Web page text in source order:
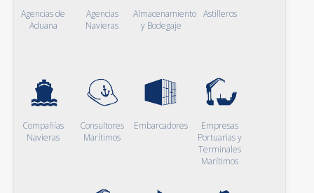
Agencias de
Aduana
Agencias
Navieras
Almacenamiento
y Bodegaje
Astilleros
Compañías
Navieras
Consultores
Marítimos
Embarcadores
Empresas
Portuarias y
Terminales
Marítimos